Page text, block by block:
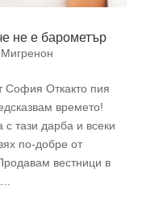
не е барометър
София Откакто пия
времето!
с тази дарба и всеки
по-добре от
вестници в